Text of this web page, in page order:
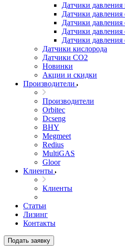
Датчики
Датчики
Датчики
Датчики
Датчики
Датчики кислорода
Датчики CO2
Новинки
Акции и скидки
Производители
Производители
Orbitec
Dcseng
BHY
Megmeet
Redius
MultiGAS
Gloor
Клиенты
Клиенты
Статьи
Лизинг
Контакты
Подать заявку